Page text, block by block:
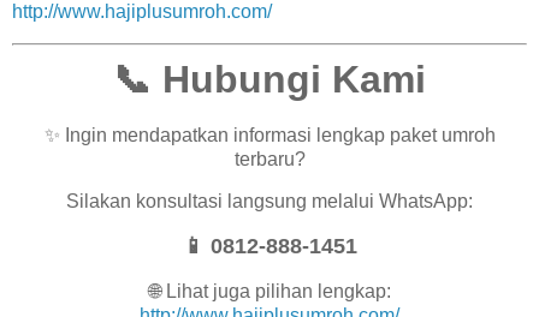
http://www.hajiplusumroh.com/
📞 Hubungi Kami
✨ Ingin mendapatkan informasi lengkap paket umroh
terbaru?
Silakan konsultasi langsung melalui WhatsApp:
📱 0812-888-1451
🌐 Lihat juga pilihan lengkap: